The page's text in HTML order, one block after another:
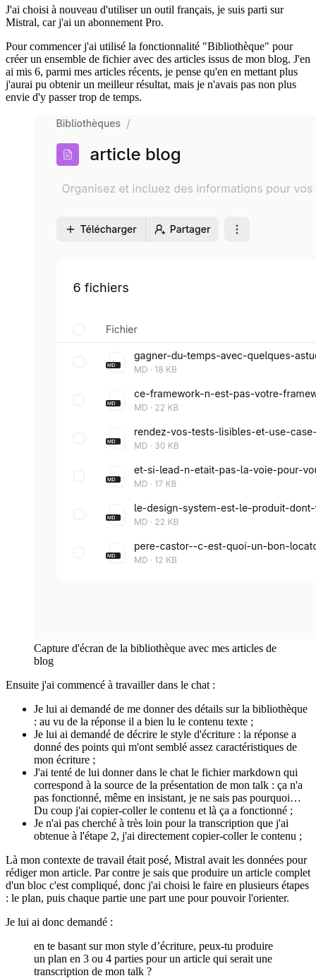
J'ai choisi à nouveau d'utiliser un outil français, je suis parti sur
Mistral, car j'ai un abonnement Pro.
Pour commencer j'ai utilisé la fonctionnalité "Bibliothèque" pour
créer un ensemble de fichier avec des articles issus de mon blog. J'en
ai mis 6, parmi mes articles récents, je pense qu'en en mettant plus
j'aurai pu obtenir un meilleur résultat, mais je n'avais pas non plus
envie d'y passer trop de temps.
Capture d'écran de la bibliothèque avec mes articles de
blog
Ensuite j'ai commencé à travailler dans le chat :
Je lui ai demandé de me donner des détails sur la bibliothèque
: au vu de la réponse il a bien lu le contenu texte ;
Je lui ai demandé de décrire le style d'écriture : la réponse a
donné des points qui m'ont semblé assez caractéristiques de
mon écriture ;
J'ai tenté de lui donner dans le chat le fichier markdown qui
correspond à la source de la présentation de mon talk : ça n'a
pas fonctionné, même en insistant, je ne sais pas pourquoi…
Du coup j'ai copier-coller le contenu et là ça a fonctionné ;
Je n'ai pas cherché à très loin pour la transcription que j'ai
obtenue à l'étape 2, j'ai directement copier-coller le contenu ;
Là mon contexte de travail était posé, Mistral avait les données pour
rédiger mon article. Par contre je sais que produire un article complet
d'un bloc c'est compliqué, donc j'ai choisi le faire en plusieurs étapes
: le plan, puis chaque partie une part une pour pouvoir l'orienter.
Je lui ai donc demandé :
en te basant sur mon style d’écriture, peux-tu produire
un plan en 3 ou 4 parties pour un article qui serait une
transcription de mon talk ?